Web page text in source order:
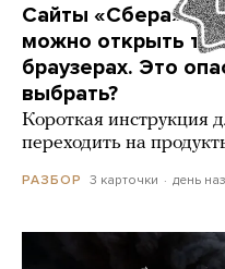
Сайты «Сбера» и
можно открыть
браузерах. Это
выбрать?
Короткая инструкция
переходить на
РАЗБОР 3 карточки день